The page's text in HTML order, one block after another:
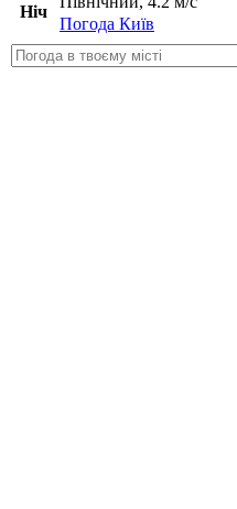
Погода Київ
Ніч